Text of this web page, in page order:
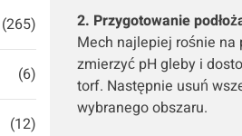
2. Przygotowanie
Mech najlepiej rośnie na
zmierzyć pH gleby i
torf. Następnie usuń
wybranego obszaru.
(265)
(6)
(12)